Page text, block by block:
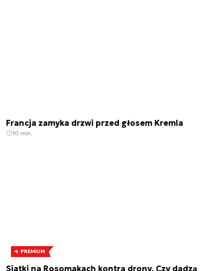
Francja zamyka drzwi przed głosem Kremla
10 min.
PREMIUM
Siatki na Rosomakach kontra drony. Czy dadzą